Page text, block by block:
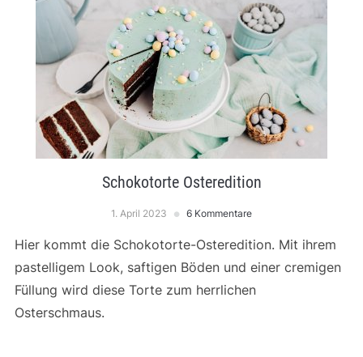
Schokotorte Osteredition
1. April 2023 6 Kommentare
Hier kommt die Schokotorte-Osteredition. Mit ihrem
pastelligem Look, saftigen Böden und einer cremigen
Füllung wird diese Torte zum herrlichen
Osterschmaus.